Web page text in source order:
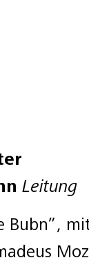
Leitung
Bubn”,